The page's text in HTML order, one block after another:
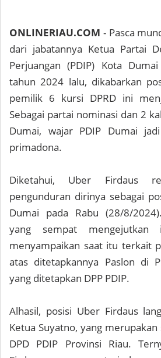
ONLINERIAU.COM - Pasca
dari jabatannya Ketua Partai
Perjuangan (PDIP) Kota
tahun 2024 lalu, dikabarkan
pemilik 6 kursi DPRD ini
Sebagai partai nominasi dan 2
Dumai, wajar PDIP Dumai
primadona.
Diketahui, Uber Firdaus
pengunduran dirinya sebagai
Dumai pada Rabu (28/8/
yang sempat mengejutkan
menyampaikan saat itu terkait
atas ditetapkannya Paslon di
yang ditetapkan DPP PDIP.
Alhasil, posisi Uber Firdaus
Ketua Suyatno, yang
DPD PDIP Provinsi Riau.